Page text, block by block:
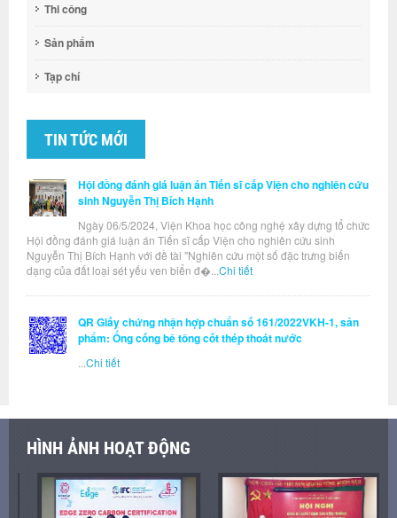
Thi công
Sản phẩm
Tạp chí
TIN TỨC MỚI
Hội đồng đánh giá luận án Tiến sĩ cấp Viện cho nghiên cứu
sinh Nguyễn Thị Bích Hạnh
Ngày 06/5/2024, Viện Khoa học công nghệ xây dựng tổ chức
Hội đồng đánh giá luận án Tiến sĩ cấp Viện cho nghiên cứu sinh
Nguyễn Thị Bích Hạnh với đề tài "Nghiên cứu một số đặc trưng biến
dạng của đất loại sét yếu ven biển đ�...Chi tiết
QR Giấy chứng nhận hợp chuẩn số 161/2022VKH-1, sản
phẩm: Ống cống bê tông cốt thép thoát nước
...Chi tiết
HÌNH ẢNH HOẠT ĐỘNG